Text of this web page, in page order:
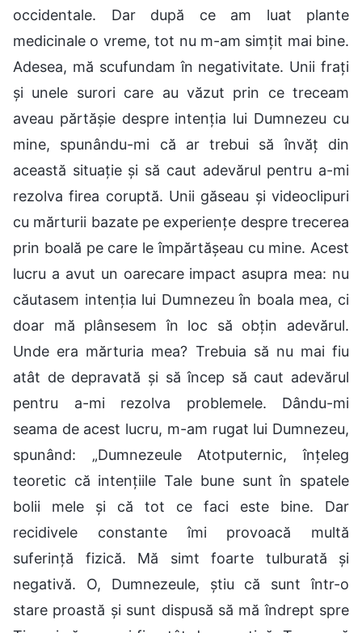
occidentale. Dar după ce am luat plante
medicinale o vreme, tot nu m-am simțit mai bine.
Adesea, mă scufundam în negativitate. Unii frați
și unele surori care au văzut prin ce treceam
aveau părtășie despre intenția lui Dumnezeu cu
mine, spunându-mi că ar trebui să învăț din
această situație și să caut adevărul pentru a-mi
rezolva firea coruptă. Unii găseau și videoclipuri
cu mărturii bazate pe experiențe despre trecerea
prin boală pe care le împărtășeau cu mine. Acest
lucru a avut un oarecare impact asupra mea: nu
căutasem intenția lui Dumnezeu în boala mea, ci
doar mă plânsesem în loc să obțin adevărul.
Unde era mărturia mea? Trebuia să nu mai fiu
atât de depravată și să încep să caut adevărul
pentru a-mi rezolva problemele. Dându-mi
seama de acest lucru, m-am rugat lui Dumnezeu,
spunând: „Dumnezeule Atotputernic, înțeleg
teoretic că intențiile Tale bune sunt în spatele
bolii mele și că tot ce faci este bine. Dar
recidivele constante îmi provoacă multă
suferință fizică. Mă simt foarte tulburată și
negativă. O, Dumnezeule, știu că sunt într-o
stare proastă și sunt dispusă să mă îndrept spre